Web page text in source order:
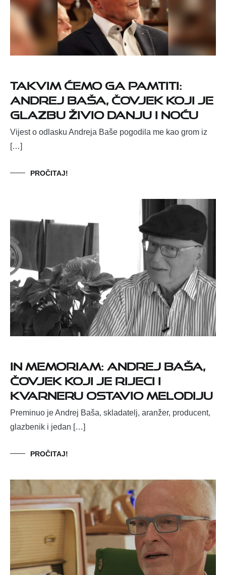
Takvim ćemo ga pamtiti:
Andrej Baša, čovjek koji je
glazbu živio danju i noću
Vijest o odlasku Andreja Baše pogodila me kao grom iz
[…]
PROČITAJ!
IN MEMORIAM: Andrej Baša,
čovjek koji je Rijeci i
Kvarneru ostavio melodiju
Preminuo je Andrej Baša, skladatelj, aranžer, producent,
glazbenik i jedan […]
PROČITAJ!